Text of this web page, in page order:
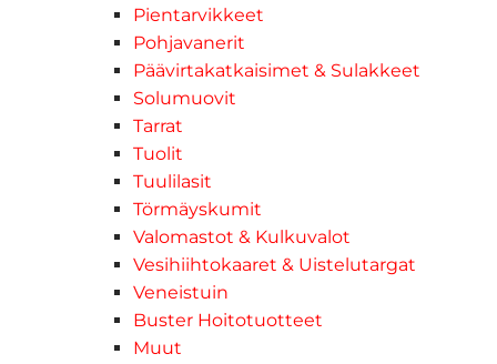
Pientarvikkeet
Pohjavanerit
Päävirtakatkaisimet & Sulakkeet
Solumuovit
Tarrat
Tuolit
Tuulilasit
Törmäyskumit
Valomastot & Kulkuvalot
Vesihiihtokaaret & Uistelutargat
Veneistuin
Buster Hoitotuotteet
Muut